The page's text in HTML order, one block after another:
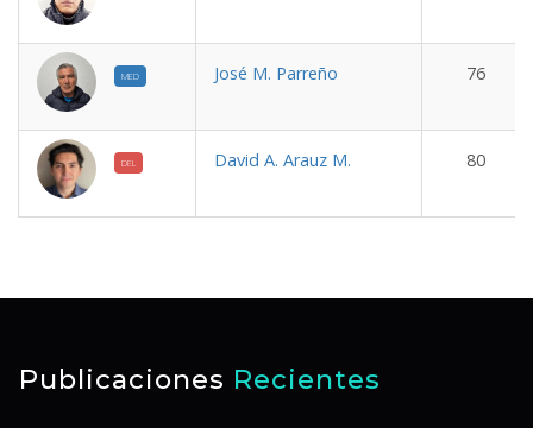
MED José M. Parreño 76
DEL David A. Arauz M. 80
Publicaciones Recientes